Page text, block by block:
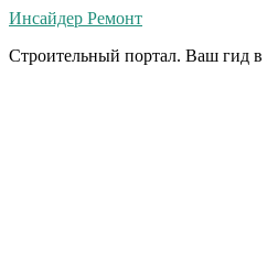
Инсайдер Ремонт
Строительный портал. Ваш гид в